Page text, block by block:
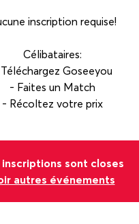
inscription requise!
Célibataires:
Goseeyou
- Faites un Match
inscriptions sont closes
autres événements